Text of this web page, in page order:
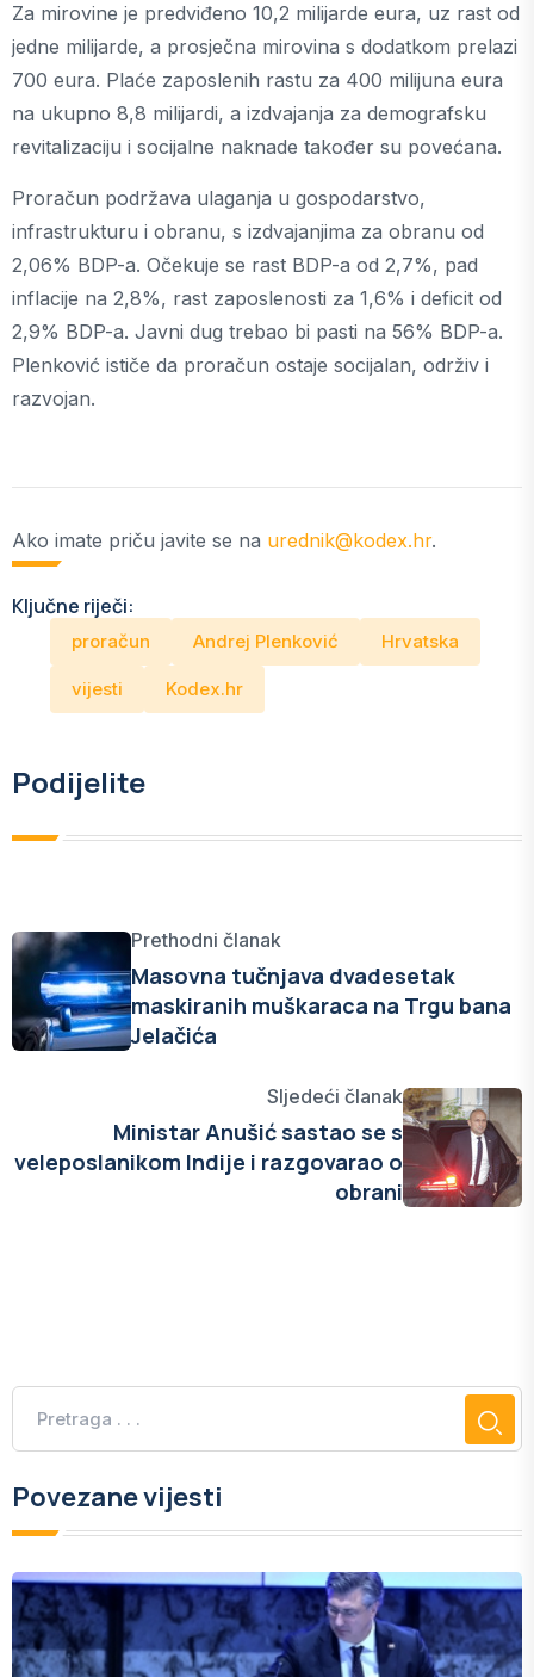
Za mirovine je predviđeno 10,2 milijarde eura, uz rast od
jedne milijarde, a prosječna mirovina s dodatkom prelazi
700 eura. Plaće zaposlenih rastu za 400 milijuna eura
na ukupno 8,8 milijardi, a izdvajanja za demografsku
revitalizaciju i socijalne naknade također su povećana.
Proračun podržava ulaganja u gospodarstvo,
infrastrukturu i obranu, s izdvajanjima za obranu od
2,06% BDP-a. Očekuje se rast BDP-a od 2,7%, pad
inflacije na 2,8%, rast zaposlenosti za 1,6% i deficit od
2,9% BDP-a. Javni dug trebao bi pasti na 56% BDP-a.
Plenković ističe da proračun ostaje socijalan, održiv i
razvojan.
Ako imate priču javite se na urednik@kodex.hr.
Ključne riječi:
proračun Andrej Plenković Hrvatska
vijesti Kodex.hr
Podijelite
Prethodni članak
Masovna tučnjava dvadesetak
maskiranih muškaraca na Trgu bana
Jelačića
Sljedeći članak
Ministar Anušić sastao se s
veleposlanikom Indije i razgovarao o
obrani
Povezane vijesti